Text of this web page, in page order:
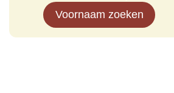
Voornaam zoeken